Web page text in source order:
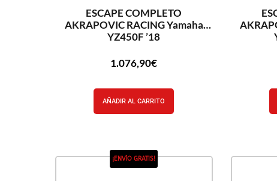
ESCAPE COMPLETO
AKRAPOVIC RACING Yamaha
YZ450F ’18
1.076,90€
AÑADIR AL CARRITO
¡ENVÍO GRATIS!